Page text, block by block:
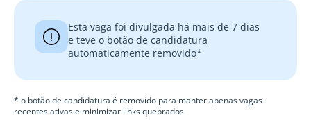
Esta vaga foi divulgada há mais de 7 dias
e teve o botão de candidatura
automaticamente removido*
* o botão de candidatura é removido para manter apenas vagas
recentes ativas e minimizar links quebrados